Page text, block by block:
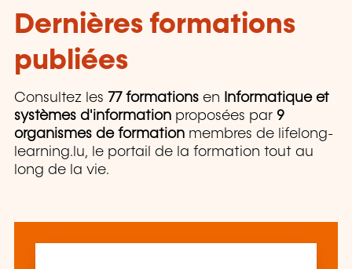
Dernières formations
publiées
Consultez les 77 formations en
Informatique et
systèmes d'information proposées par 9
organismes de formation membres de lifelong-
learning.lu, le portail de la formation tout au
long de la vie.